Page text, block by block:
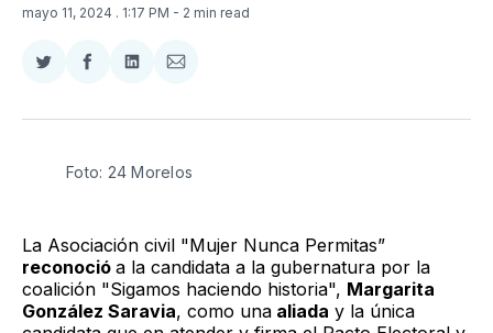
mayo 11, 2024 . 1:17 PM - 2 min read
Compartir
Twitter
Compartir
Facebook
Compartir
LinkedIn
Compartir
Email
Foto: 24 Morelos
La Asociación civil "Mujer Nunca Permitas”
reconoció a la candidata a la gubernatura por la
coalición "Sigamos haciendo historia", Margarita
González Saravia, como una aliada y la única